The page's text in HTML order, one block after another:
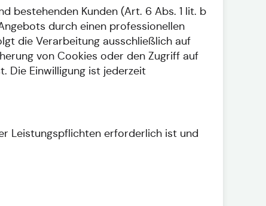
bestehenden Kunden (Art. 6 Abs. 1 lit. b
durch einen professionellen
die Verarbeitung ausschließlich auf
von Cookies oder den Zugriff auf
Die Einwilligung ist jederzeit
Leistungspflichten erforderlich ist und